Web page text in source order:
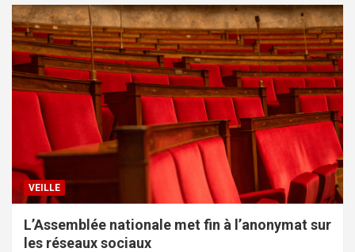
VEILLE
L’Assemblée nationale met fin à l’anonymat sur
les réseaux sociaux